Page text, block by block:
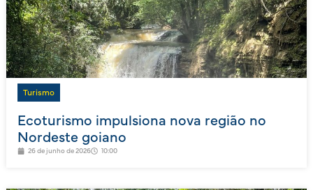
Turismo
Ecoturismo impulsiona nova região no
Nordeste goiano
26 de junho de 2026 10:00